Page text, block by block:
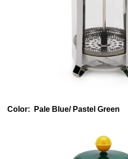
Color: Pale Blue/ Pastel Green